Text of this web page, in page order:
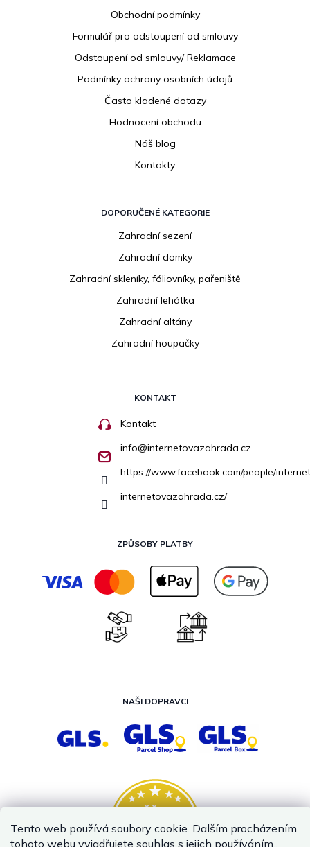
Tento web používá soubory cookie. Dalším procházením
tohoto webu vyjadřujete souhlas s jejich používáním..
Obchodní podmínky
Formulář pro odstoupení od smlouvy
Odstoupení od smlouvy/ Reklamace
Podmínky ochrany osobních údajů
Často kladené dotazy
Hodnocení obchodu
Náš blog
Kontakty
DOPORUČENÉ KATEGORIE
Zahradní sezení
Zahradní domky
Zahradní skleníky, fóliovníky, pařeniště
Zahradní lehátka
Zahradní altány
Zahradní houpačky
KONTAKT
Kontakt
info@internetovazahrada.cz
https://www.facebook.com/people/
internetovazahrada.cz/
ZPŮSOBY PLATBY
NAŠI DOPRAVCI